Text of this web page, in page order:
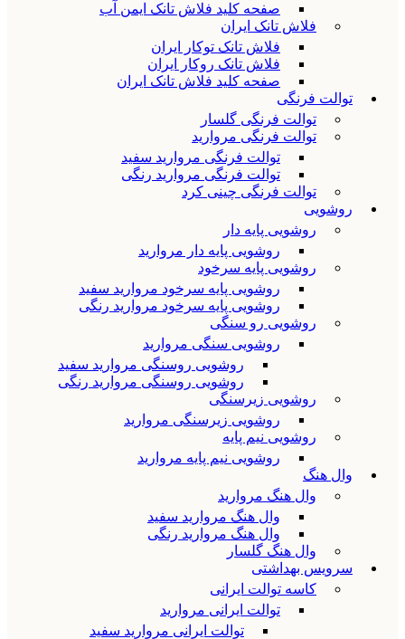
صفحه کلید فلاش تانک ایمن آب
فلاش تانک ایران
فلاش تانک توکار ایران
فلاش تانک روکار ایران
صفحه کلید فلاش تانک ایران
توالت فرنگی
توالت فرنگی گلسار
توالت فرنگی مروارید
توالت فرنگی مروارید سفید
توالت فرنگی مروارید رنگی
توالت فرنگی چینی کرد
روشویی
روشویی پایه دار
روشویی پایه دار مروارید
روشویی پایه سرخود
روشویی پایه سرخود مروارید سفید
روشویی پایه سرخود مروارید رنگی
روشویی رو سنگی
روشویی سنگی مروارید
روشویی روسنگی مروارید سفید
روشویی روسنگی مروارید رنگی
روشویی زیرسنگی
روشویی زیرسنگی مروارید
روشویی نیم پایه
روشویی نیم پایه مروارید
وال هنگ
وال هنگ مروارید
وال هنگ مروارید سفید
وال هنگ مروارید رنگی
وال هنگ گلسار
سرویس بهداشتی
کاسه توالت ایرانی
توالت ایرانی مروارید
توالت ایرانی مروارید سفید